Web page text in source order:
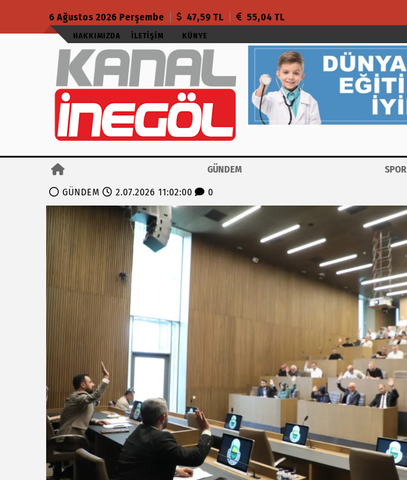
6 Ağustos 2026 Perşembe 47,59 TL 55,04 TL
HAKKIMIZDA İLETIŞIM KÜNYE
GÜNDEM SPOR
GÜNDEM
2.07.2026 11:02:00 0